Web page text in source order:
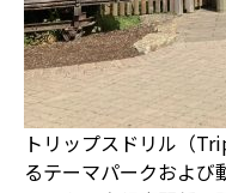
トリップスドリル（
るテーマパークおよび